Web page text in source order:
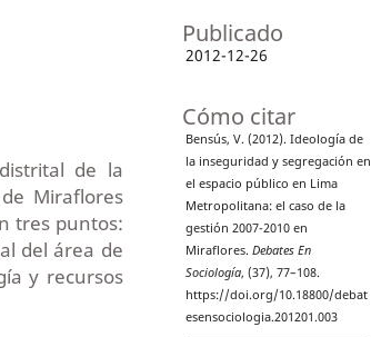
de la
Miraflores
tres puntos:
del área de
y recursos
Publicado
2012-12-26
Cómo citar
Bensús, V. (2012). Ideología de
la inseguridad y segregación en
el espacio público en Lima
Metropolitana: el caso de la
gestión 2007-2010 en
Miraflores. Debates En
Sociología, (37), 77–108.
https://doi.org/10.18800/debat
esensociologia.201201.003